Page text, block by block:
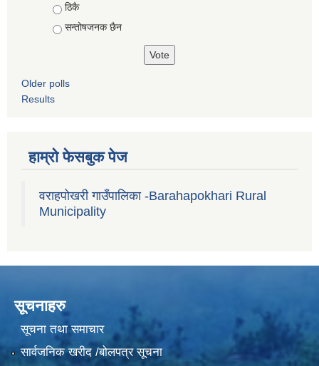
ठिकै
सन्तोषजनक छैन
Older polls
Results
हाम्रो फेसबुक पेज
वराहपोखरी गाउँपालिका -Barahapokhari Rural
Municipality
सूचनाहरु
सूचना तथा समाचार
सार्वजनिक खरीद /बोलपत्र सूचना